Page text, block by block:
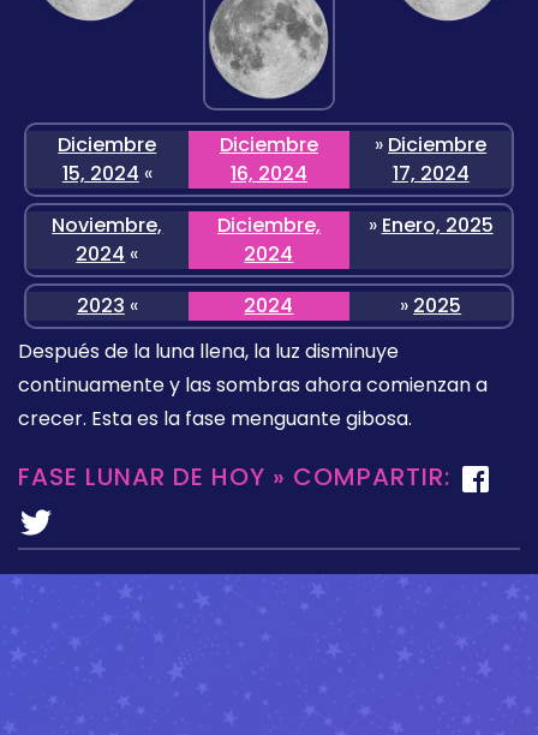
Diciembre
15, 2024 «
Diciembre
16, 2024
» Diciembre
17, 2024
Noviembre,
2024 «
Diciembre,
2024
» Enero, 2025
2023 « 2024 » 2025
Después de la luna llena, la luz disminuye
continuamente y las sombras ahora comienzan a
crecer. Esta es la fase menguante gibosa.
FASE LUNAR DE HOY » COMPARTIR: